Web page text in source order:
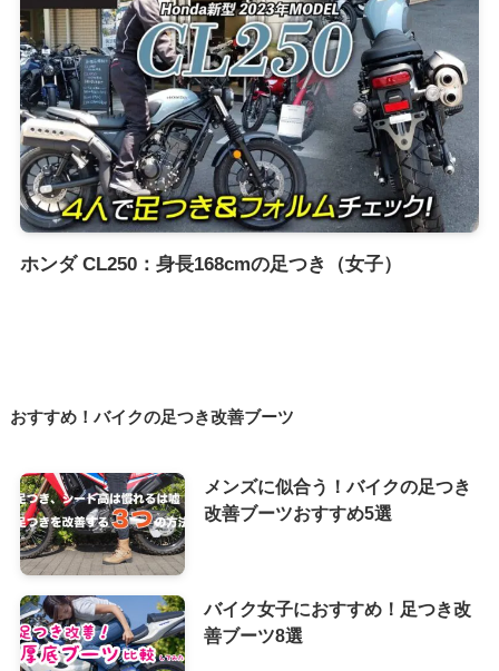
ホンダ CL250：身長168cmの足つき（女子）
おすすめ！バイクの足つき改善ブーツ
メンズに似合う！バイクの足つき
改善ブーツおすすめ5選
バイク女子におすすめ！足つき改
善ブーツ8選